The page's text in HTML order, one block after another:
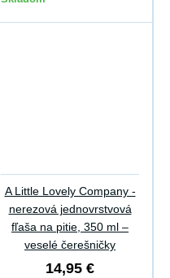
A Little Lovely Company -
nerezová jednovrstvová
fľaša na pitie, 350 ml –
veselé čerešničky
14,95 €